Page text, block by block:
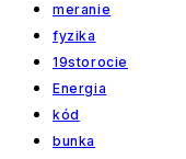
meranie
fyzika
19storocie
Energia
kód
bunka